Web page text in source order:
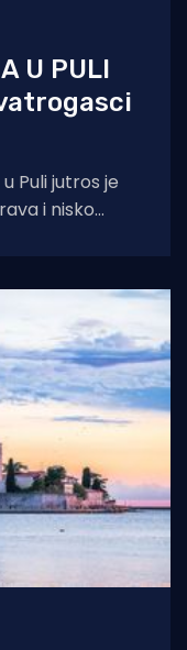
U PULI
Puli jutros je
i nisko